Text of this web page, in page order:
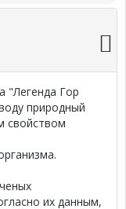
"Легенда Гор
природный
свойством
их данным,